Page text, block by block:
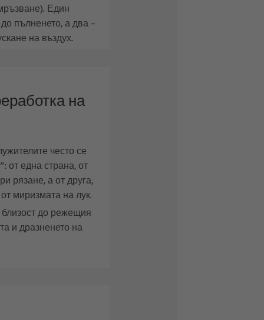
Един
пълненето, а два –
на въздух.
на
често се
от една страна, от
рязане, а от друга,
миризмата на лук.
до режещия
и дразненето на